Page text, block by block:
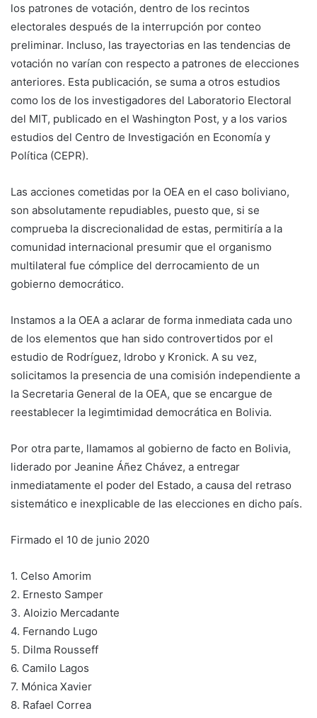
los patrones de votación, dentro de los recintos
electorales después de la interrupción por conteo
preliminar. Incluso, las trayectorias en las tendencias de
votación no varían con respecto a patrones de elecciones
anteriores. Esta publicación, se suma a otros estudios
como los de los investigadores del Laboratorio Electoral
del MIT, publicado en el Washington Post, y a los varios
estudios del Centro de Investigación en Economía y
Política (CEPR).
Las acciones cometidas por la OEA en el caso boliviano,
son absolutamente repudiables, puesto que, si se
comprueba la discrecionalidad de estas, permitiría a la
comunidad internacional presumir que el organismo
multilateral fue cómplice del derrocamiento de un
gobierno democrático.
Instamos a la OEA a aclarar de forma inmediata cada uno
de los elementos que han sido controvertidos por el
estudio de Rodríguez, Idrobo y Kronick. A su vez,
solicitamos la presencia de una comisión independiente a
la Secretaria General de la OEA, que se encargue de
reestablecer la legimtimidad democrática en Bolivia.
Por otra parte, llamamos al gobierno de facto en Bolivia,
liderado por Jeanine Áñez Chávez, a entregar
inmediatamente el poder del Estado, a causa del retraso
sistemático e inexplicable de las elecciones en dicho país.
Firmado el 10 de junio 2020
1. Celso Amorim
2. Ernesto Samper
3. Aloizio Mercadante
4. Fernando Lugo
5. Dilma Rousseff
6. Camilo Lagos
7. Mónica Xavier
8. Rafael Correa